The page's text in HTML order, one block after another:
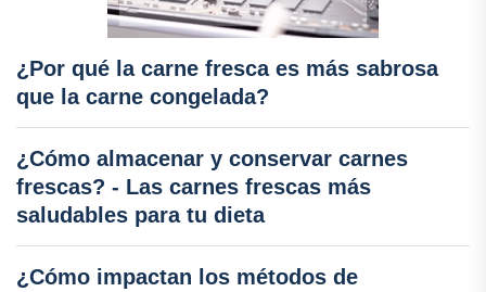
¿Por qué la carne fresca es más sabrosa
que la carne congelada?
¿Cómo almacenar y conservar carnes
frescas? - Las carnes frescas más
saludables para tu dieta
¿Cómo impactan los métodos de